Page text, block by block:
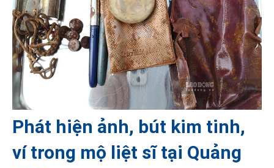
Phát hiện ảnh, bút kim tinh,
ví trong mộ liệt sĩ tại Quảng